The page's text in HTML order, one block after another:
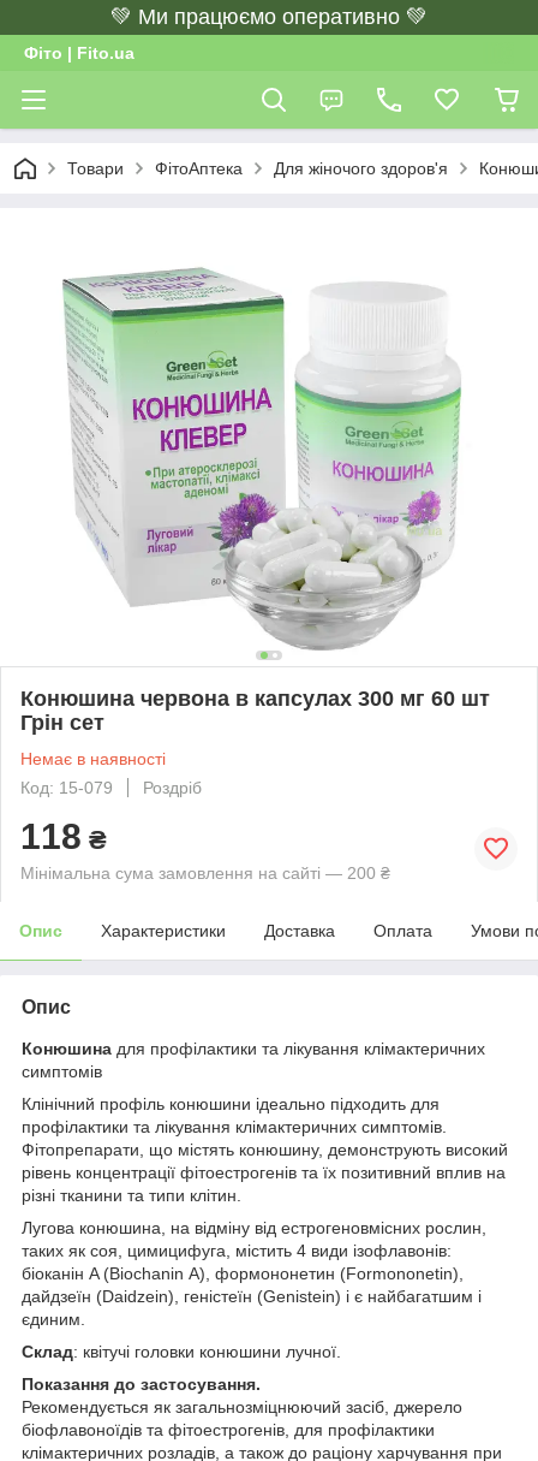
💚 Ми працюємо оперативно 💚
Фіто | Fito.ua
Товари ФітоАптека Для жіночого здоров'я
Конюшина червона в капсулах 300 мг 60 шт
Грін сет
Немає в наявності
Код: 15-079
Роздріб
118 ₴
Мінімальна сума замовлення на сайті — 200 ₴
Опис Характеристики Доставка Оплата Умови
Опис
Конюшина для профілактики та лікування клімактеричних
симптомів
Клінічний профіль конюшини ідеально підходить для
профілактики та лікування клімактеричних симптомів.
Фітопрепарати, що містять конюшину, демонструють високий
рівень концентрації фітоестрогенів та їх позитивний вплив на
різні тканини та типи клітин.
Лугова конюшина, на відміну від естрогеновмісних рослин,
таких як соя, цимицифуга, містить 4 види ізофлавонів:
біоканін A (Biochanin А), формононетин (Formononetin),
дайдзеїн (Daidzein), геністеїн (Genistein) і є найбагатшим і
єдиним.
Склад: квітучі головки конюшини лучної.
Показання до застосування.
Рекомендується як загальнозміцнюючий засіб, джерело
біофлавоноїдів та фітоестрогенів, для профілактики
клімактеричних розладів, а також до раціону харчування при